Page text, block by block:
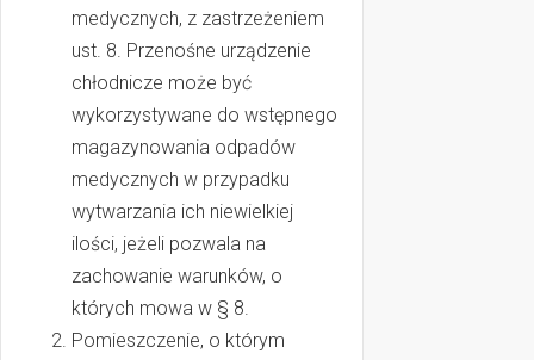
medycznych, z zastrzeżeniem
ust. 8. Przenośne urządzenie
chłodnicze może być
wykorzystywane do wstępnego
magazynowania odpadów
medycznych w przypadku
wytwarzania ich niewielkiej
ilości, jeżeli pozwala na
zachowanie warunków, o
których mowa w § 8.
Pomieszczenie, o którym